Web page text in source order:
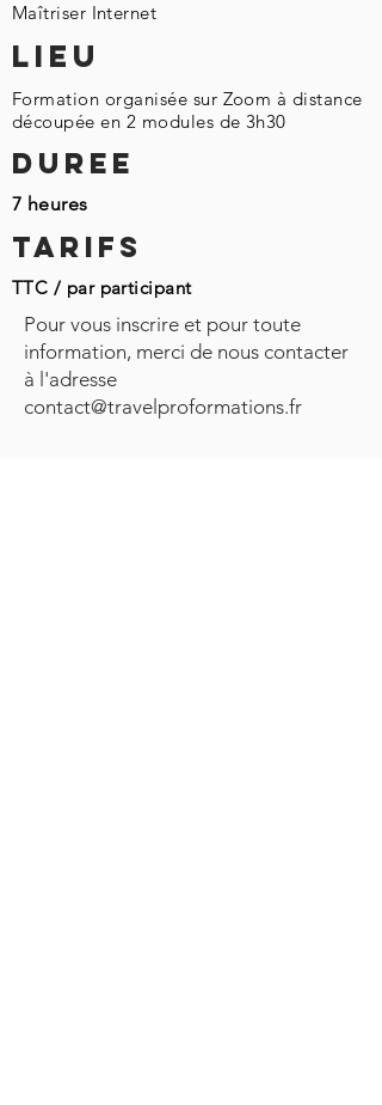
Maîtriser Internet
LIEU
Formation organisée sur Zoom à distance
découpée en 2 modules de 3h30
DUREE
7 heures
TARIFS
TTC / par participant
Pour vous inscrire et pour toute
information, merci de nous contacter
à l'adresse
contact@travelproformations.fr